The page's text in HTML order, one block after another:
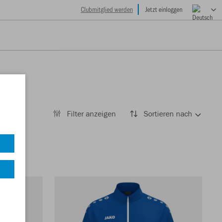
Clubmitglied werden Jetzt einloggen
Filter anzeigen Sortieren nach